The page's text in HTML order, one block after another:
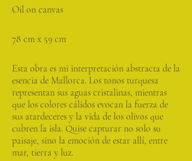
Oil on canvas
78 cm x 59 cm
Esta obra es mi interpretación abstracta de la
esencia de Mallorca. Los tonos turquesa
representan sus aguas cristalinas, mientras
que los colores cálidos evocan la fuerza de
sus atardeceres y la vida de los olivos que
cubren la isla. Quise capturar no solo su
paisaje, sino la emoción de estar allí, entre
mar, tierra y luz.